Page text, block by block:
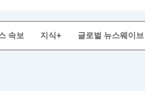
속보 지식+ 글로벌 뉴스웨이브